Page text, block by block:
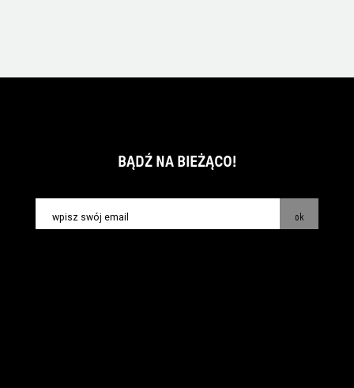
BĄDŹ NA BIEŻĄCO!
ok